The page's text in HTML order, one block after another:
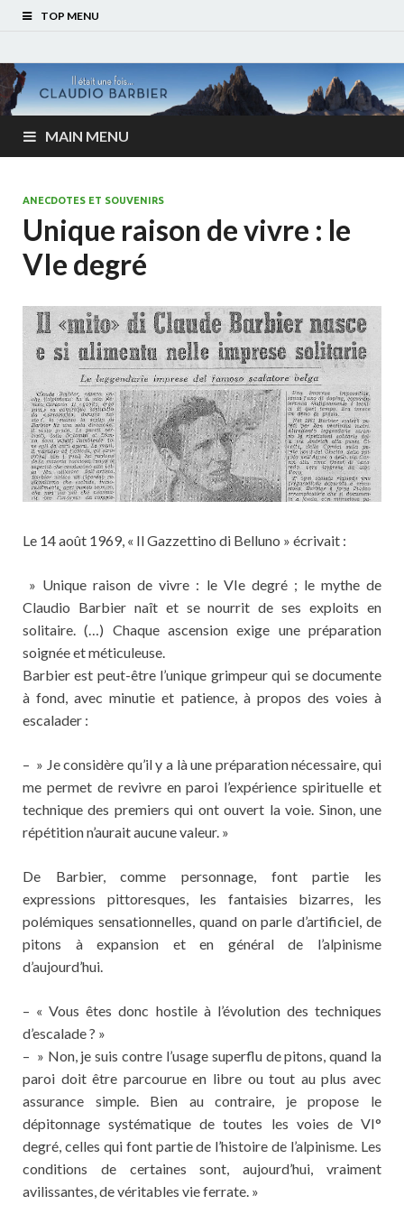
TOP MENU
MAIN MENU
ANECDOTES ET SOUVENIRS
Unique raison de vivre : le
VIe degré
Le 14 août 1969, « Il Gazzettino di Belluno » écrivait :
» Unique raison de vivre : le VIe degré ; le mythe de
Claudio Barbier naît et se nourrit de ses exploits en
solitaire. (…) Chaque ascension exige une préparation
soignée et méticuleuse.
Barbier est peut-être l’unique grimpeur qui se documente
à fond, avec minutie et patience, à propos des voies à
escalader :
– » Je considère qu’il y a là une préparation nécessaire, qui
me permet de revivre en paroi l’expérience spirituelle et
technique des premiers qui ont ouvert la voie. Sinon, une
répétition n’aurait aucune valeur. »
De Barbier, comme personnage, font partie les
expressions pittoresques, les fantaisies bizarres, les
polémiques sensationnelles, quand on parle d’artificiel, de
pitons à expansion et en général de l’alpinisme
d’aujourd’hui.
– « Vous êtes donc hostile à l’évolution des techniques
d’escalade ? »
– » Non, je suis contre l’usage superflu de pitons, quand la
paroi doit être parcourue en libre ou tout au plus avec
assurance simple. Bien au contraire, je propose le
dépitonnage systématique de toutes les voies de VI°
degré, celles qui font partie de l’histoire de l’alpinisme. Les
conditions de certaines sont, aujourd’hui, vraiment
avilissantes, de véritables vie ferrate. »